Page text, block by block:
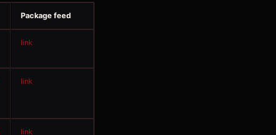
Package feed
link
link
link